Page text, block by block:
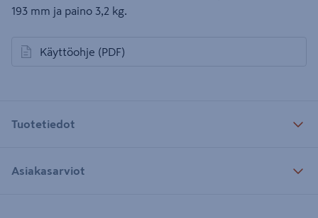
193 mm ja paino 3,2 kg.
Käyttöohje (PDF)
avautuu uuteen välilehteen
Tuotetiedot
Asiakasarviot